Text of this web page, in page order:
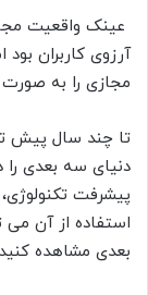
عینک واقعیت
آرزوی کاربران
مجازی را به صورت
تا چند سال پیش
دنیای سه بعدی را
پیشرفت
استفاده از آن می
بعدی مشاهده